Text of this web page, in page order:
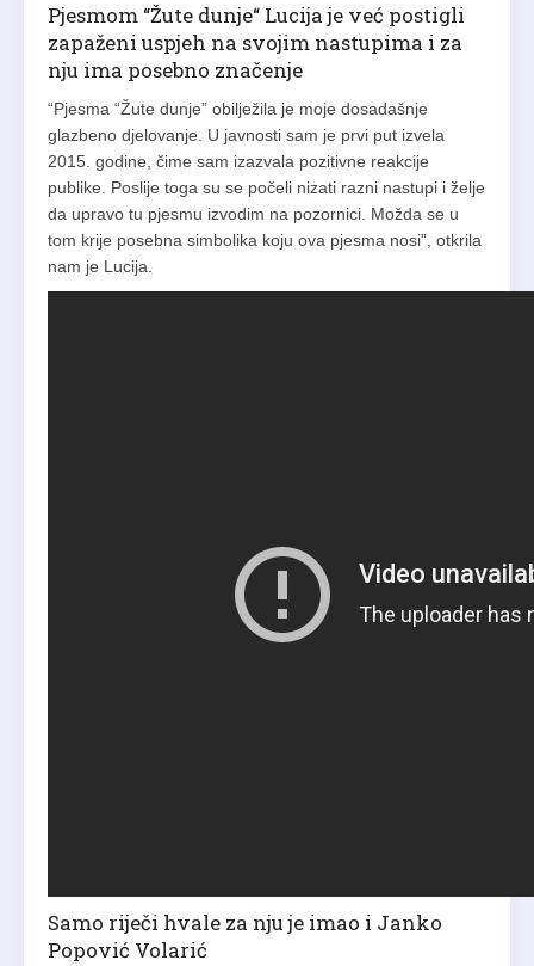
Pjesmom “Žute dunje“ Lucija je već postigli
zapaženi uspjeh na svojim nastupima i za
nju ima posebno značenje
“Pjesma “Žute dunje” obilježila je moje dosadašnje
glazbeno djelovanje. U javnosti sam je prvi put izvela
2015. godine, čime sam izazvala pozitivne reakcije
publike. Poslije toga su se počeli nizati razni nastupi i želje
da upravo tu pjesmu izvodim na pozornici. Možda se u
tom krije posebna simbolika koju ova pjesma nosi”, otkrila
nam je Lucija.
Samo riječi hvale za nju je imao i Janko
Popović Volarić